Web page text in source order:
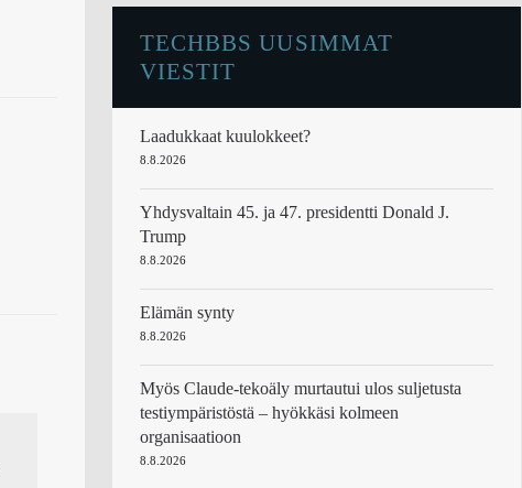
TECHBBS UUSIMMAT
VIESTIT
Laadukkaat kuulokkeet?
8.8.2026
Yhdysvaltain 45. ja 47. presidentti Donald J.
Trump
8.8.2026
Elämän synty
8.8.2026
Myös Claude-tekoäly murtautui ulos suljetusta
testiympäristöstä – hyökkäsi kolmeen
organisaatioon
8.8.2026